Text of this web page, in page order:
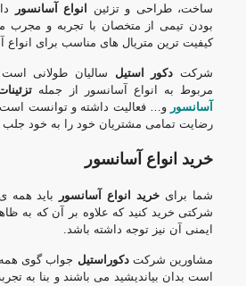
ساخت، طراحی و تزئین
انواع آسانسور
بودن تیمی از متخصان با تجربه و مجرب
کیفیت ترین متریال های مناسب برای
شرکت دکور استیل سالیان طولانی
مربوط به انواع آسانسور از جمله
آسانسور و… فعالیت داشته و توانست است
رضایت تمامی مشتریان خود را به خود جلب
خرید انواع آسانسور
شما برایخرید انواع آسانسور
باید همه
شرکتی خرید کنید که علاوه بر آن که به
ایمنی آن نیز توجه داشته باشد.
مشاورین شرکت دکوراستیل جواب گوی
است بدان بیاندیشید می باشند و بنا به